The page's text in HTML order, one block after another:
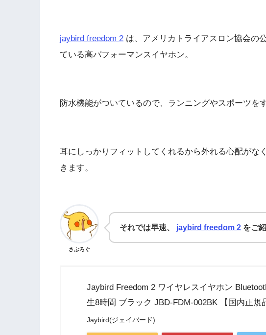
jaybird freedom 2 は、アメリカトライアスロン協会の
ている高パフォーマンスイヤホン。
防水機能がついているので、ランニングやスポーツを
耳にしっかりフィットしてくれるから外れる心配がな
きます。
さぶろぐ
それでは早速、 jaybird freedom 2 をご
Jaybird Freedom 2 ワイヤレスイヤホン
生8時間 ブラック JBD-FDM-002BK 【国内正規
Jaybird(ジェイバード)